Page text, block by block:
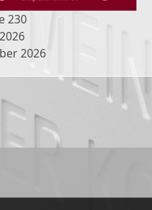
230
2026